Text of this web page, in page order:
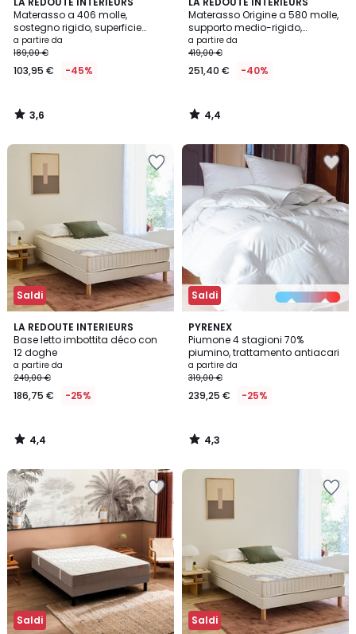
Materasso a 406 molle,
sostegno rigido, superficie
morbida
a partire da
189,00 €
103,95 € -45%
/ 5
3,6
/
Materasso Origine a 580 molle,
supporto medio-rigido,
superficie morbida
a partire da
419,00 €
251,40 € -40%
/ 5
4,4
/
Saldi
LA REDOUTE INTERIEURS
Base letto imbottita déco con
12 doghe
a partire da
249,00 €
186,75 € -25%
4,4
/ 5
4,4
/
Saldi
PYRENEX
Piumone 4 stagioni 70%
piumino, trattamento antiacari
a partire da
319,00 €
239,25 € -25%
4,3
/ 5
4,3
/
Saldi Saldi